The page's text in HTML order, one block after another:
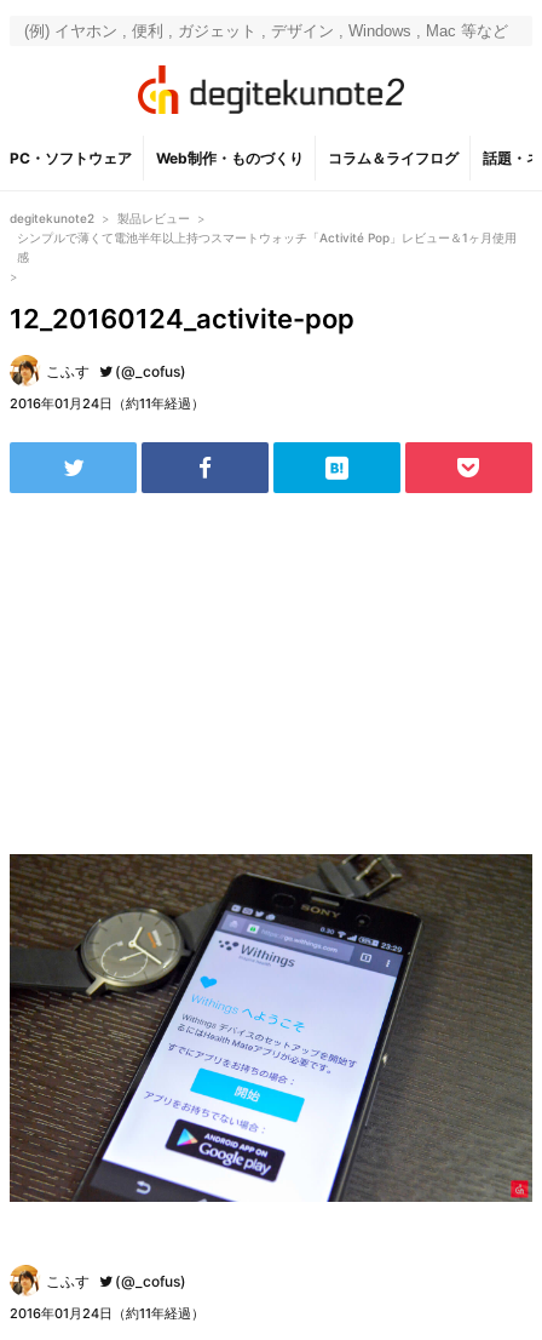
PC・ソフトウェア Web制作・ものづくり コラム＆ライフログ 話題・
degitekunote2 > 製品レビュー
>
シンプルで薄くて電池半年以上持つスマートウォッチ「Activité Pop」レビュー＆1ヶ月使用
感
>
12_20160124_activite-pop
こふす (@_cofus)
2016年01月24日（約11年経過）
こふす (@_cofus)
2016年01月24日（約11年経過）